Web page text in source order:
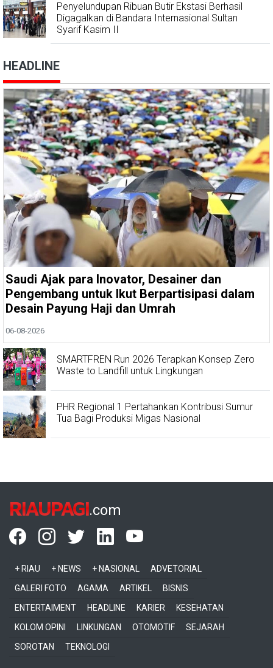
Penyelundupan Ribuan Butir Ekstasi Berhasil
Digagalkan di Bandara Internasional Sultan
Syarif Kasim II
HEADLINE
Saudi Ajak para Inovator, Desainer dan
Pengembang untuk Ikut Berpartisipasi dalam
Desain Payung Haji dan Umrah
06-08-2026
SMARTFREN Run 2026 Terapkan Konsep Zero
Waste to Landfill untuk Lingkungan
PHR Regional 1 Pertahankan Kontribusi Sumur
Tua Bagi Produksi Migas Nasional
RIAUPAGI.com
+ RIAU + NEWS + NASIONAL
ADVETORIAL
GALERI FOTO
AGAMA ARTIKEL
BISNIS
ENTERTAIMENT
HEADLINE KARIER
KESEHATAN
KOLOM OPINI
LINKUNGAN OTOMOTIF
SEJARAH
SOROTAN
TEKNOLOGI